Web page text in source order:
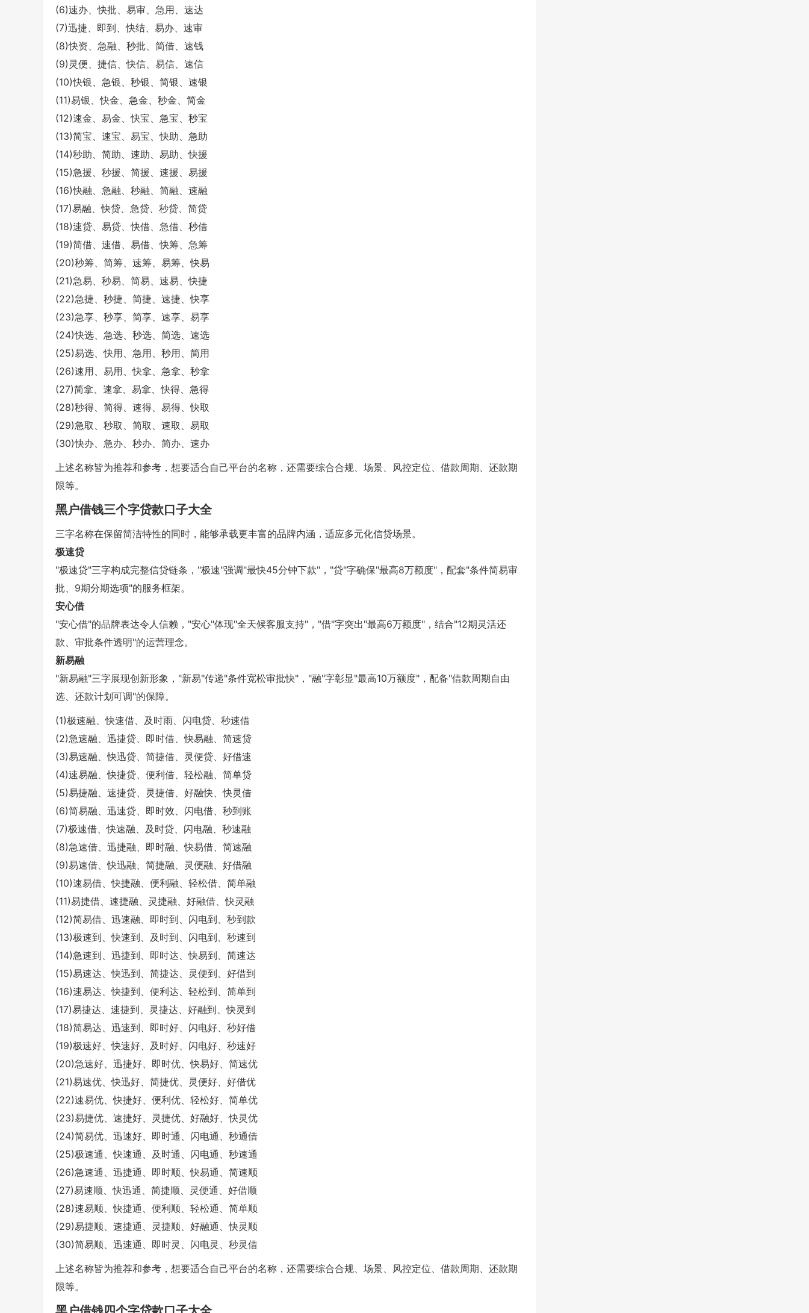
(6)速办、快批、易审、急用、速达
(7)迅捷、即到、快结、易办、速审
(8)快资、急融、秒批、简借、速钱
(9)灵便、捷信、快信、易信、速信
(10)快银、急银、秒银、简银、速银
(11)易银、快金、急金、秒金、简金
(12)速金、易金、快宝、急宝、秒宝
(13)简宝、速宝、易宝、快助、急助
(14)秒助、简助、速助、易助、快援
(15)急援、秒援、简援、速援、易援
(16)快融、急融、秒融、简融、速融
(17)易融、快贷、急贷、秒贷、简贷
(18)速贷、易贷、快借、急借、秒借
(19)简借、速借、易借、快筹、急筹
(20)秒筹、简筹、速筹、易筹、快易
(21)急易、秒易、简易、速易、快捷
(22)急捷、秒捷、简捷、速捷、快享
(23)急享、秒享、简享、速享、易享
(24)快选、急选、秒选、简选、速选
(25)易选、快用、急用、秒用、简用
(26)速用、易用、快拿、急拿、秒拿
(27)简拿、速拿、易拿、快得、急得
(28)秒得、简得、速得、易得、快取
(29)急取、秒取、简取、速取、易取
(30)快办、急办、秒办、简办、速办
上述名称皆为推荐和参考，想要适合自己平台的名称，还需要综合合规、场景、风控定位、借款周期、还款期
限等。
黑户借钱三个字贷款口子大全
三字名称在保留简洁特性的同时，能够承载更丰富的品牌内涵，适应多元化信贷场景。
极速贷
"极速贷"三字构成完整信贷链条，"极速"强调"最快45分钟下款"，"贷"字确保"最高8万额度"，配套"条件简易审
批、9期分期选项"的服务框架。
安心借
"安心借"的品牌表达令人信赖，"安心"体现"全天候客服支持"，"借"字突出"最高6万额度"，结合"12期灵活还
款、审批条件透明"的运营理念。
新易融
"新易融"三字展现创新形象，"新易"传递"条件宽松审批快"，"融"字彰显"最高10万额度"，配备"借款周期自由
选、还款计划可调"的保障。
(1)极速融、快速借、及时雨、闪电贷、秒速借
(2)急速融、迅捷贷、即时借、快易融、简速贷
(3)易速融、快迅贷、简捷借、灵便贷、好借速
(4)速易融、快捷贷、便利借、轻松融、简单贷
(5)易捷融、速捷贷、灵捷借、好融快、快灵借
(6)简易融、迅速贷、即时效、闪电借、秒到账
(7)极速借、快速融、及时贷、闪电融、秒速融
(8)急速借、迅捷融、即时融、快易借、简速融
(9)易速借、快迅融、简捷融、灵便融、好借融
(10)速易借、快捷融、便利融、轻松借、简单融
(11)易捷借、速捷融、灵捷融、好融借、快灵融
(12)简易借、迅速融、即时到、闪电到、秒到款
(13)极速到、快速到、及时到、闪电到、秒速到
(14)急速到、迅捷到、即时达、快易到、简速达
(15)易速达、快迅到、简捷达、灵便到、好借到
(16)速易达、快捷到、便利达、轻松到、简单到
(17)易捷达、速捷到、灵捷达、好融到、快灵到
(18)简易达、迅速到、即时好、闪电好、秒好借
(19)极速好、快速好、及时好、闪电好、秒速好
(20)急速好、迅捷好、即时优、快易好、简速优
(21)易速优、快迅好、简捷优、灵便好、好借优
(22)速易优、快捷好、便利优、轻松好、简单优
(23)易捷优、速捷好、灵捷优、好融好、快灵优
(24)简易优、迅速好、即时通、闪电通、秒通借
(25)极速通、快速通、及时通、闪电通、秒速通
(26)急速通、迅捷通、即时顺、快易通、简速顺
(27)易速顺、快迅通、简捷顺、灵便通、好借顺
(28)速易顺、快捷通、便利顺、轻松通、简单顺
(29)易捷顺、速捷通、灵捷顺、好融通、快灵顺
(30)简易顺、迅速通、即时灵、闪电灵、秒灵借
上述名称皆为推荐和参考，想要适合自己平台的名称，还需要综合合规、场景、风控定位、借款周期、还款期
限等。